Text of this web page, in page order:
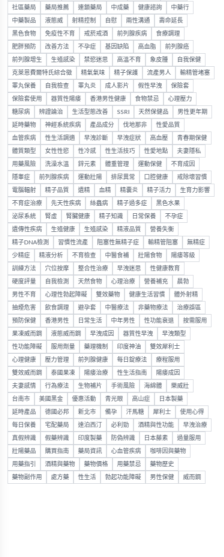
社區藥局 藥局推薦 連鎖藥局 中成藥 健康諮詢 中藥行
中藥製品 液態威 射精控制 自慰 兩性溝通 壽命延長
黑色食物 免疫性不育 戒菸戒酒 前列腺疾病 食療調理
肥胖預防 改善方法 不孕症 基因缺陷 高血脂 前列腺癌
前列腺增生 生殖感染 禁慾迷思 高溫不育 象皮腫 自我保健
克萊恩費爾特氏綜合徵 精氣氣味 精子保護 流產男人 輸精管堵塞
睪丸保養 自我檢查 睪丸炎 成人影片 假性早洩 保險套
保險套使用 器質性陽痿 香港男性健康 食物禁忌 心理壓力
糖尿病 辨證論治 生活型態改善 SSRI 天然保健品 男性更年期
延時藥物 神經系統疾病 產品成分 伐地那非 性愛品質
血管疾病 性生活調適 早洩診斷 早洩症狀 高血壓 青春期保健
體質類型 女性性慾 性冷感 性生活技巧 性愛地點 夫妻隱私
用藥風險 洗澡水溫 鋅元素 體重管理 運動保健 不育成因
隱睾症 前列腺疾病 運動壯陽 排尿異常 口腔健康 戒除壞習慣
電腦輻射 精子品質 遺精 血精 精囊炎 精子活力 生育力影響
不育症治療 先天性疾病 絲蟲病 精子過多症 黑色水果
泌尿系統 腎虛 腎臟健康 精子知識 日常保養 不孕症
遺傳性疾病 生殖健康 生殖感染 精液品質 營養失衡
精子DNA檢測 習慣性流產 阻塞性無精子症 輸精管阻塞 無精症
少精症 精液分析 不育檢查 中醫食補 壯陽食物 陽痿等級
訓練方法 穴位按摩 整合性治療 早洩迷思 性健康教育
硬度評量 自我檢測 天然食物 心理治療 營養補充 晨勃
男性不育 心理性勃起障礙 雙效藥物 健康生活習慣 體外射精
抽煙危害 飲食調理 避孕套 中醫療法 非藥物療法 治療誤區
預防保健 香港男性 日常生活 中年男性 性功能衰退 按需服用
果凍威而鋼 液態威而鋼 早洩成因 器質性早洩 早洩類型
性功能障礙 服用劑量 藥理機制 印度神油 雙效犀利士
心理健康 壓力管理 前列腺健康 每日錠療法 療程服用
雙效威而鋼 泰國果凍 陽痿治療 性生活指南 陽痿成因
夫妻感情 行為療法 生物補片 手術風險 海綿體 樂威壯
台南市 美國黑金 優惠活動 青光眼 高山症 日本製藥
延時產品 德國必邦 新北市 備孕 汗馬糖 犀利士 使用心得
每日保養 宅配藥局 達泊西汀 必利勁 酒精與性功能 早洩治療
真假辨識 假藥辨識 印度製藥 防偽辨識 日本藤素 過量服用
壯陽藥品 購買指南 藥局資訊 心血管疾病 咖啡因與藥物
用藥指引 酒精與藥物 藥物價格 用藥禁忌 藥物歷史
藥物副作用 處方藥 性生活 勃起功能障礙 男性保健 威而鋼